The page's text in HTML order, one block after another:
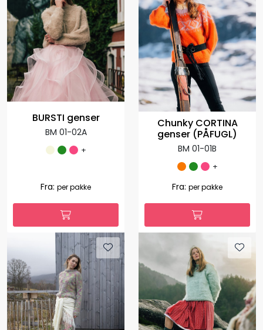
BURSTI genser
BM 01-02A
+
Fra: per pakke
Chunky CORTINA
genser (PÅFUGL)
BM 01-01B
+
Fra: per pakke